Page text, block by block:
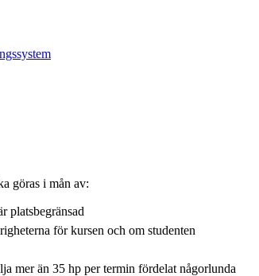
göras i mån av:
platsbegränsad
för kursen och om studenten
mer än 35 hp per termin fördelat någorlunda